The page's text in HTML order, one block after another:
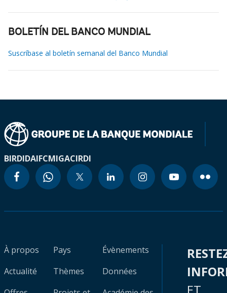
BOLETÍN DEL BANCO MUNDIAL
Suscríbase al boletín semanal del Banco Mundial
BIRDIDAIFCMIGACIRDI
À propos
Actualité
Pays
Thèmes
Évènements
Données